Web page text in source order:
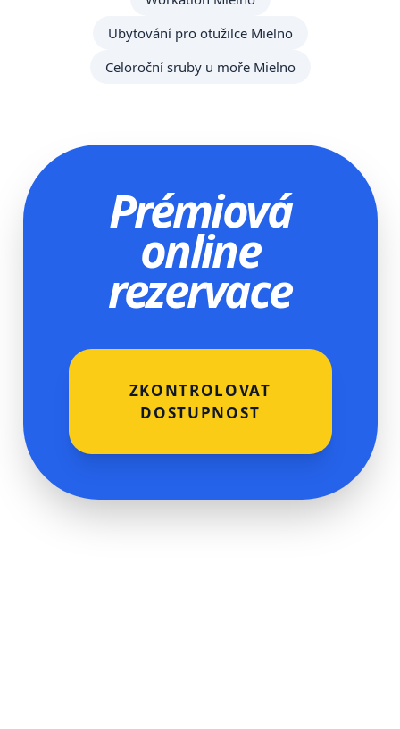
Ubytování pro otužilce Mielno
Celoroční sruby u moře Mielno
Prémiová
online
rezervace
ZKONTROLOVAT
DOSTUPNOST